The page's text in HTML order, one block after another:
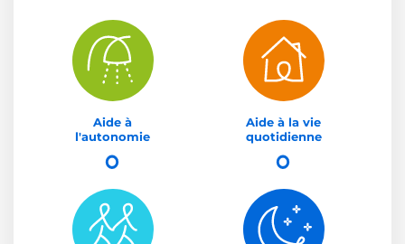
Aide à
l'autonomie
Aide à la vie
quotidienne